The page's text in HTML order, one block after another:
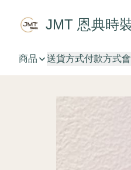
JMT 恩典時
商品 送貨方式付款方式